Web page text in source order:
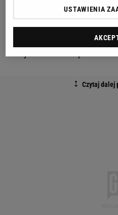
1943 roku został
choć nie wystąpił w biegu,
USTAWIENIA